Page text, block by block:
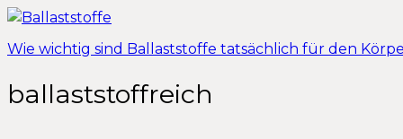
Wie wichtig sind Ballaststoffe tatsächlich für den
ballaststoffreich